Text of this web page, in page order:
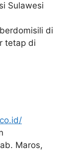
Sulawesi
di
tetap di
Maros,